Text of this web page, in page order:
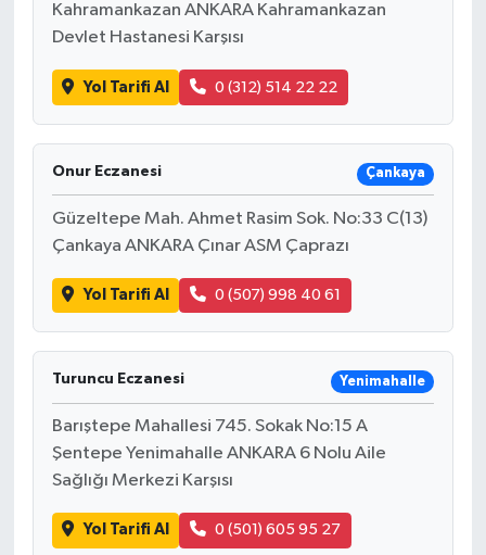
Kahramankazan ANKARA Kahramankazan
Devlet Hastanesi Karşısı
Yol Tarifi Al 0 (312) 514 22 22
Onur Eczanesi Çankaya
Güzeltepe Mah. Ahmet Rasim Sok. No:33 C(13)
Çankaya ANKARA Çınar ASM Çaprazı
Yol Tarifi Al 0 (507) 998 40 61
Turuncu Eczanesi Yenimahalle
Barıştepe Mahallesi 745. Sokak No:15 A
Şentepe Yenimahalle ANKARA 6 Nolu Aile
Sağlığı Merkezi Karşısı
Yol Tarifi Al 0 (501) 605 95 27